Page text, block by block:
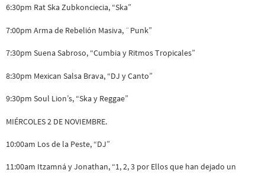
6:30pm Rat Ska Zubkonciecia, “Ska”
7:00pm Arma de Rebelión Masiva, ¨Punk”
7:30pm Suena Sabroso, “Cumbia y Ritmos Tropicales”
8:30pm Mexican Salsa Brava, “DJ y Canto”
9:30pm Soul Lion’s, “Ska y Reggae”
MIÉRCOLES 2 DE NOVIEMBRE.
10:00am Los de la Peste, “DJ”
11:00am Itzamná y Jonathan, “1, 2, 3 por Ellos que han dejado un